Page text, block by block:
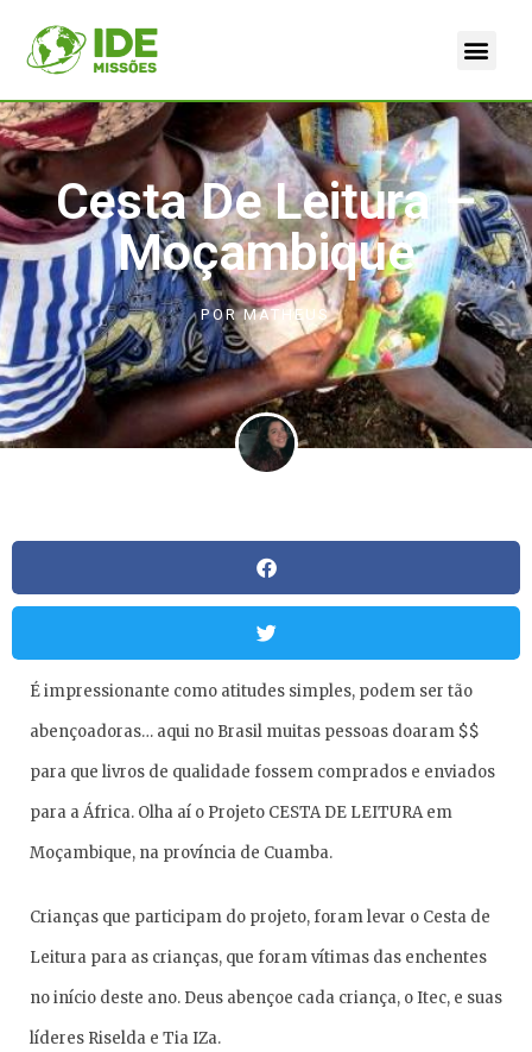
Cesta De Leitura –
Moçambique
PORMATHEUS
É impressionante como atitudes simples, podem ser tão
abençoadoras… aqui no Brasil muitas pessoas doaram $$
para que livros de qualidade fossem comprados e enviados
para a África. Olha aí o Projeto CESTA DE LEITURA em
Moçambique, na província de Cuamba.
Crianças que participam do projeto, foram levar o Cesta de
Leitura para as crianças, que foram vítimas das enchentes
no início deste ano. Deus abençoe cada criança, o Itec, e suas
líderes Riselda e Tia IZa.